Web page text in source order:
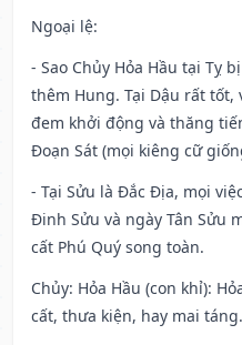
Ngoại lệ:
- Sao Chủy Hỏa Hầu tại Tỵ
thêm Hung. Tại Dậu rất tốt,
đem khởi động và thăng
Đoạn Sát (mọi kiêng cữ
- Tại Sửu là Đắc Địa, mọi
Đinh Sửu và ngày Tân Sửu
cất Phú Quý song toàn.
Chủy: Hỏa Hầu (con khỉ):
cất, thưa kiện, hay mai